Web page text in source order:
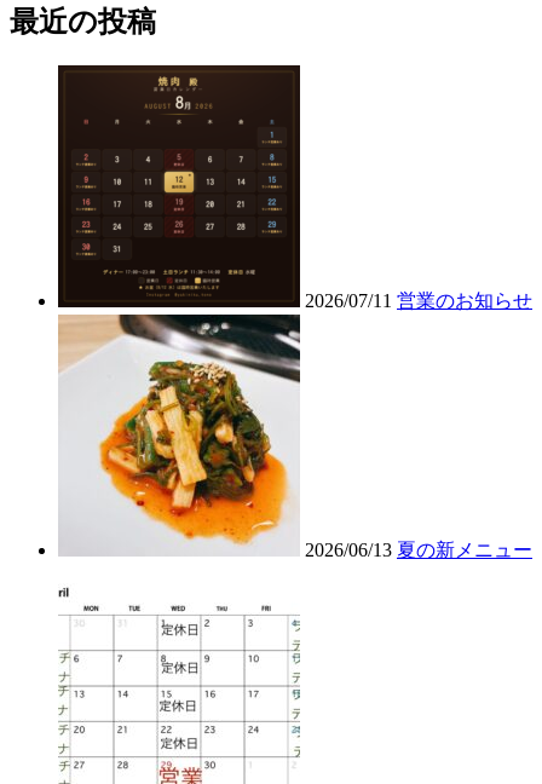
最近の投稿
2026/07/11 営業のお知らせ
2026/06/13 夏の新メニュー